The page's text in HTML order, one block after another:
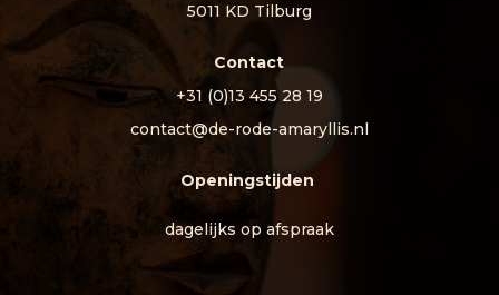
5011 KD Tilburg
Contact
+31 (0)13 455 28 19
contact@de-rode-amaryllis.nl
Openingstijden
dagelijks op afspraak